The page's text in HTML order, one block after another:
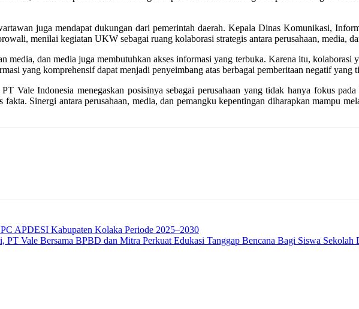
juga mendapat dukungan dari pemerintah daerah. Kepala Dinas Komunikasi,
menilai kegiatan UKW sebagai ruang kolaborasi strategis antara perusahaan, media,
media, dan media juga membutuhkan akses informasi yang terbuka. Karena itu, kolaborasi
yang komprehensif dapat menjadi penyeimbang atas berbagai pemberitaan negatif
Vale Indonesia menegaskan posisinya sebagai perusahaan yang tidak hanya fokus
Sinergi antara perusahaan, media, dan pemangku kepentingan diharapkan mampu
APDESI Kabupaten Kolaka Periode 2025–2030
PT Vale Bersama BPBD dan Mitra Perkuat Edukasi Tanggap Bencana Bagi Siswa Sekolah